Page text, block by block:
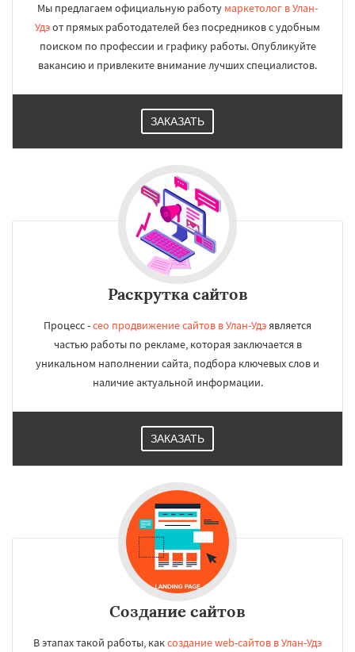
Кострома Йошкар-Ола Новороссийск
Стерлитамак Химки Таганрог Мытищи
Сыктывкар Комсомольск-на-Амуре
Мы предлагаем официальную работу маркетолог в Улан-
Удэот прямых работодателей без посредников с удобным
поиском по профессии и графику работы. Опубликуйте
вакансию и привлеките внимание лучших специалистов.
ЗАКАЗАТЬ
Раскрутка сайтов
Процесс -сео продвижение сайтов в Улан-Удэявляется
частью работы по рекламе, которая заключается в
уникальном наполнении сайта, подбора ключевых слов и
наличие актуальной информации.
ЗАКАЗАТЬ
Создание сайтов
В этапах такой работы, каксоздание web-сайтов в Улан-Удэ